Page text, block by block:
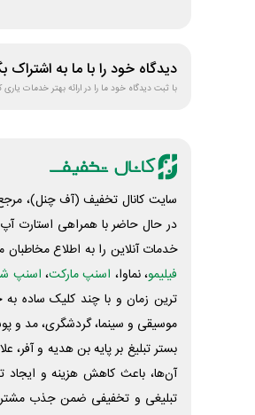
دیدگاه خود را با ما به اشتراک
با ثبت دیدگاه خود ما را در ارائه بهتر خدمات یاری
سایت کانال تخفیف (آف چنل)،
در حال حاضر با همراهی استارت
خدمات آنلاین را به اطلاع مخاطبان
فیلیمو، نماوا، اسنپ مارکت، اسنپ
ترین زمان و با چند کلیک ساده به
موسیقی و سینما، گردشگری، مد و
بستر تبلیغ بر پایه بن هدیه و
آن‌ها، باعث کاهش هزینه و
تبلیغی و تخفیفی ضمن جذب